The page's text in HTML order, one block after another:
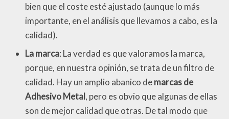
bien que el coste esté ajustado (aunque lo más
importante, en el análisis que llevamos a cabo, es la
calidad).
La marca: La verdad es que valoramos la marca,
porque, en nuestra opinión, se trata de un filtro de
calidad. Hay un amplio abanico demarcas de
Adhesivo Metal, pero es obvio que algunas de ellas
son de mejor calidad que otras. De tal modo que